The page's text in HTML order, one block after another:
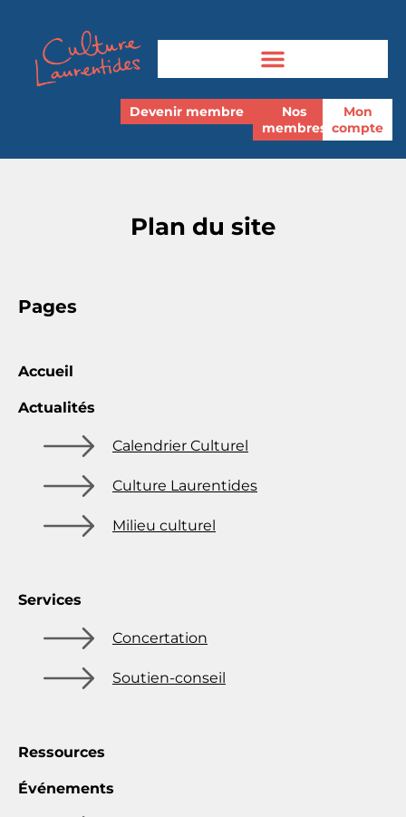
Devenir membre
Nos
membres
Mon
compte
Plan du site
Pages
Accueil
Actualités
Calendrier Culturel
Culture Laurentides
Milieu culturel
Services
Concertation
Soutien-conseil
Ressources
Événements